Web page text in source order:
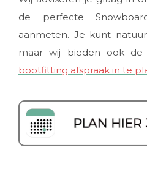
de perfecte
aanmeten. Je kunt
maar wij bieden ook
bootfitting afspraak in te